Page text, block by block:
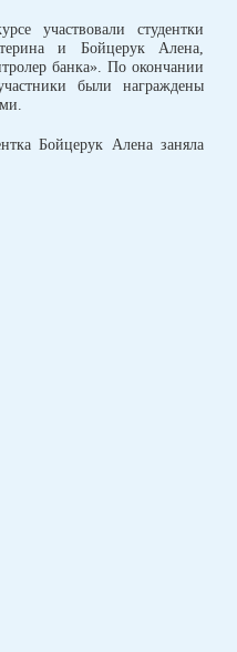
участвовали студентки
и Бойцерук Алена,
банка». По окончании
были награждены
Бойцерук Алена заняла